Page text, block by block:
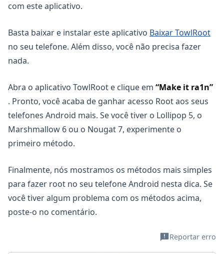
com este aplicativo.
Basta baixar e instalar este aplicativo Baixar TowlRoot
no seu telefone. Além disso, você não precisa fazer
nada.
Abra o aplicativo TowlRoot e clique em “Make it ra1n”
. Pronto, você acaba de ganhar acesso Root aos seus
telefones Android mais. Se você tiver o Lollipop 5, o
Marshmallow 6 ou o Nougat 7, experimente o
primeiro método.
Finalmente, nós mostramos os métodos mais simples
para fazer root no seu telefone Android nesta dica. Se
você tiver algum problema com os métodos acima,
poste-o no comentário.
Reportar erro